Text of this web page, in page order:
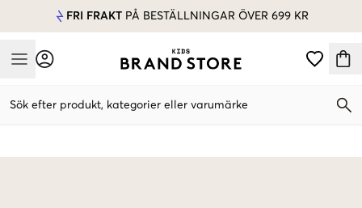
FRI FRAKT PÅ BESTÄLLNINGAR ÖVER 699 KR
Mobile Menu
Sök efter produkt, kategorier eller varumärke